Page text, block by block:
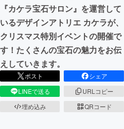
まちづくり・地域活性化
CAMPFIRE for Social Good
CAMPFIREふるさと納税
『カケラ宝石サロン』を運営して
いるデザインアトリエ カケラが、
クリスマス特別イベントの開催で
す！たくさんの宝石の魅力をお伝
えしていきます。
ポスト
シェア
LINEで送る
URLコピー
埋め込み
QRコード